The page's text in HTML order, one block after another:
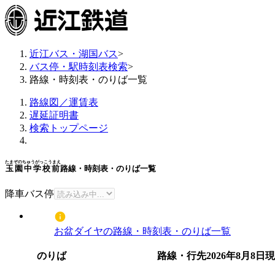
近江バス・湖国バス>
バス停・駅時刻表検索>
路線・時刻表・のりば一覧
路線図／運賃表
遅延証明書
検索トップページ
玉園中学校前
たまぞのちゅうがっこうまえ
路線・時刻表・のりば一覧
降車バス停
お盆ダイヤの路線・時刻表・のりば一覧
のりば 路線・行先2026年8月8日